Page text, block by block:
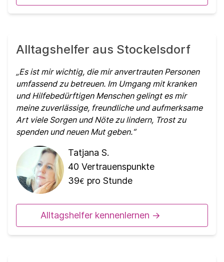
Alltagshelfer aus Stockelsdorf
Es ist mir wichtig, die mir anvertrauten Personen
umfassend zu betreuen. Im Umgang mit kranken
und Hilfebedürftigen Menschen gelingt es mir
meine zuverlässige, freundliche und aufmerksame
Art viele Sorgen und Nöte zu lindern, Trost zu
spenden und neuen Mut geben.
Tatjana S.
40 Vertrauenspunkte
39€ pro Stunde
Alltagshelfer kennenlernen ->